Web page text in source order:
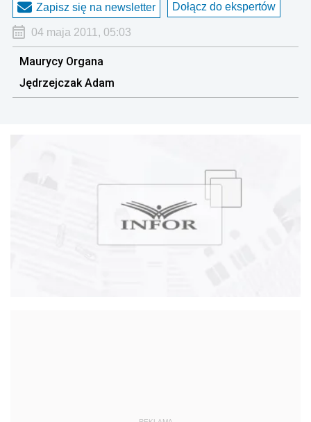
Zapisz się na newsletter Dołącz do ekspertów
04 maja 2011, 05:03
Maurycy Organa
Jędrzejczak Adam